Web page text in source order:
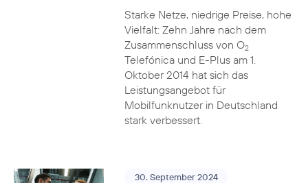
Starke Netze, niedrige Preise, hohe
Vielfalt: Zehn Jahre nach dem
Zusammenschluss von O2
Telefónica und E-Plus am 1.
Oktober 2014 hat sich das
Leistungsangebot für
Mobilfunknutzer in Deutschland
stark verbessert.
30. September 2024